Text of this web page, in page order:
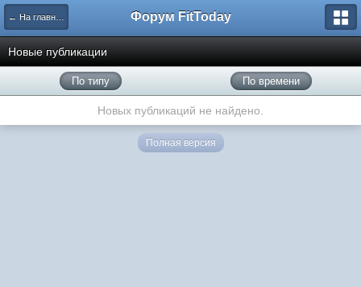
← На главную Форум FitToday
Новые публикации
По типу По времени
Новых публикаций не найдено.
Полная версия